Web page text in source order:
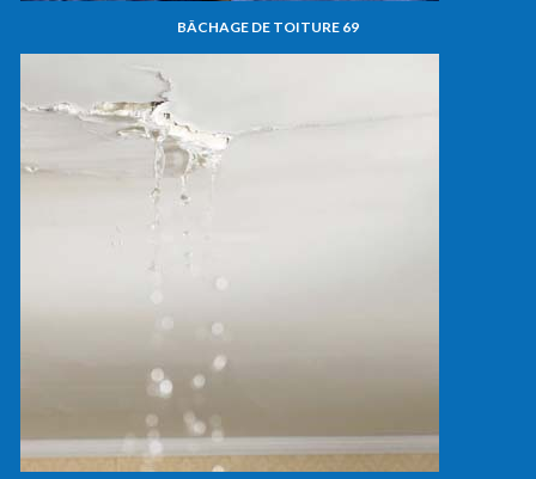
BÂCHAGE DE TOITURE 69